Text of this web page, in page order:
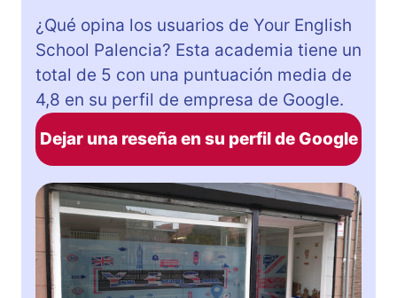
¿Qué opina los usuarios de Your English
School Palencia? Esta academia tiene un
total de 5 con una puntuación media de
4,8 en su perfil de empresa de Google.
Dejar una reseña en su perfil de Google